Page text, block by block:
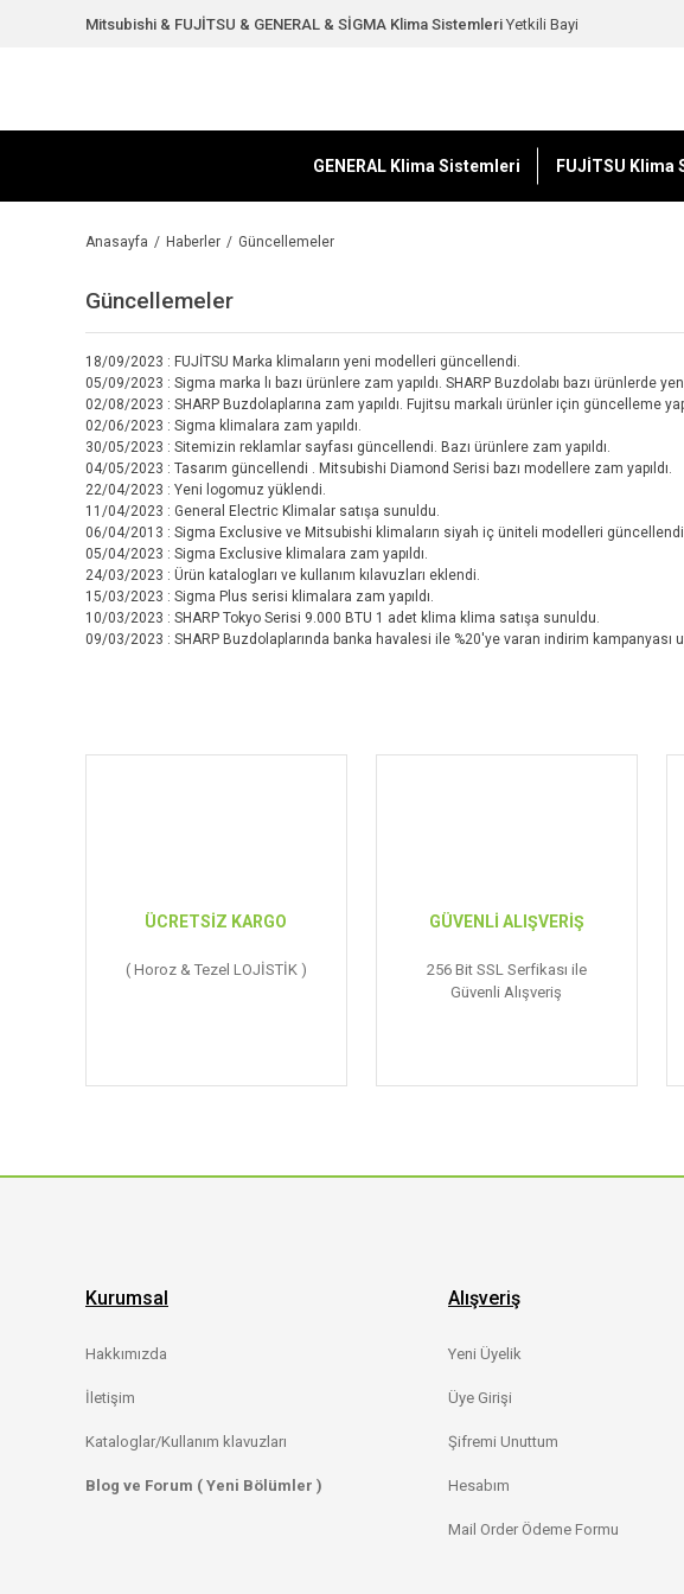
Mitsubishi & FUJİTSU & GENERAL & SİGMA Klima Sistemleri Yetkili Bayi
GENERAL Klima Sistemleri FUJİTSU Klima
Anasayfa Haberler Güncellemeler
Güncellemeler
18/09/2023 : FUJİTSU Marka klimaların yeni modelleri güncellendi.
05/09/2023 : Sigma marka lı bazı ürünlere zam yapıldı. SHARP Buzdolabı bazı ürünlerde
02/08/2023 : SHARP Buzdolaplarına zam yapıldı. Fujitsu markalı ürünler için güncelleme
02/06/2023 : Sigma klimalara zam yapıldı.
30/05/2023 : Sitemizin reklamlar sayfası güncellendi. Bazı ürünlere zam yapıldı.
04/05/2023 : Tasarım güncellendi . Mitsubishi Diamond Serisi bazı modellere zam yapıldı.
22/04/2023 : Yeni logomuz yüklendi.
11/04/2023 : General Electric Klimalar satışa sunuldu.
06/04/2013 : Sigma Exclusive ve Mitsubishi klimaların siyah iç üniteli modelleri
05/04/2023 : Sigma Exclusive klimalara zam yapıldı.
24/03/2023 : Ürün katalogları ve kullanım kılavuzları eklendi.
15/03/2023 : Sigma Plus serisi klimalara zam yapıldı.
10/03/2023 : SHARP Tokyo Serisi 9.000 BTU 1 adet klima klima satışa sunuldu.
09/03/2023 : SHARP Buzdolaplarında banka havalesi ile %20'ye varan indirim kampanyası
ÜCRETSİZ KARGO
( Horoz & Tezel LOJİSTİK )
GÜVENLİ ALIŞVERİŞ
256 Bit SSL Serfikası ile
Güvenli Alışveriş
Kurumsal
Hakkımızda
İletişim
Kataloglar/Kullanım klavuzları
Blog ve Forum ( Yeni Bölümler )
Alışveriş
Yeni Üyelik
Üye Girişi
Şifremi Unuttum
Hesabım
Mail Order Ödeme Formu